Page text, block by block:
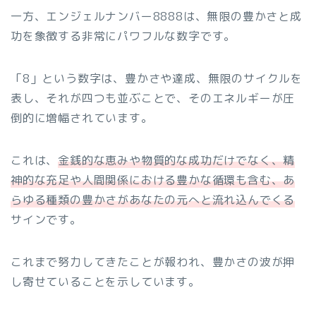
一方、エンジェルナンバー8888は、無限の豊かさと成
功を象徴する非常にパワフルな数字です。
「8」という数字は、豊かさや達成、無限のサイクルを
表し、それが四つも並ぶことで、そのエネルギーが圧
倒的に増幅されています。
これは、金銭的な恵みや物質的な成功だけでなく、精
神的な充足や人間関係における豊かな循環も含む、あ
らゆる種類の豊かさがあなたの元へと流れ込んでくる
サインです。
これまで努力してきたことが報われ、豊かさの波が押
し寄せていることを示しています。